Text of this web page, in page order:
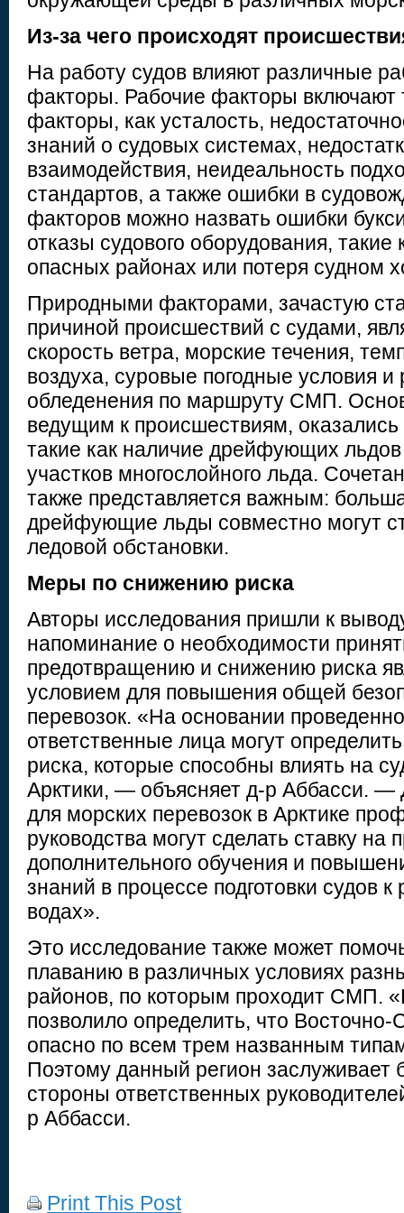
Из-за чего происходят
На работу судов влияют различные
факторы. Рабочие факторы включают
факторы, как усталость,
знаний о судовых системах,
взаимодействия, неидеальность
стандартов, а также ошибки в
факторов можно назвать ошибки
отказы судового оборудования, такие
опасных районах или потеря судном
Природными факторами, зачастую
причиной происшествий с судами,
скорость ветра, морские течения,
воздуха, суровые погодные условия
обледенения по маршруту СМП.
ведущим к происшествиям,
такие как наличие дрейфующих
участков многослойного льда.
также представляется важным:
дрейфующие льды совместно могут
ледовой обстановки.
Меры по снижению риска
Авторы исследования пришли к
напоминание о необходимости
предотвращению и снижению риска
условием для повышения общей
перевозок. «На основании
ответственные лица могут
риска, которые способны влиять на
Арктики, — объясняет д-р Аббасси. —
для морских перевозок в Арктике
руководства могут сделать ставку на
дополнительного обучения и
знаний в процессе подготовки судов к
водах».
Это исследование также может
плаванию в различных условиях
районов, по которым проходит СМП.
позволило определить, что
опасно по всем трем названным
Поэтому данный регион заслуживает
стороны ответственных
р Аббасси.
Print This Post